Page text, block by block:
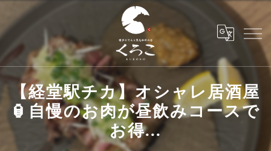
【経堂駅チカ】オシャレ居酒屋
🏮自慢のお肉が昼飲みコースで
お得...